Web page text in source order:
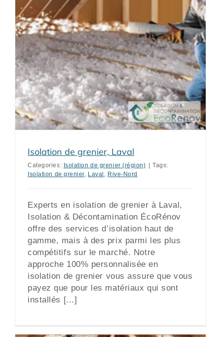
Isolation de grenier, Laval
Categories: Isolation de grenier (région)
Tags:
Isolation de grenier, Laval , Rive-Nord
Experts en isolation de grenier à Laval,
Isolation & Décontamination ÉcoRénov
offre des services d’isolation haut de
gamme, mais à des prix parmi les plus
compétitifs sur le marché. Notre
approche 100% personnalisée en
isolation de grenier vous assure que vous
payez que pour les matériaux qui sont
installés [...]